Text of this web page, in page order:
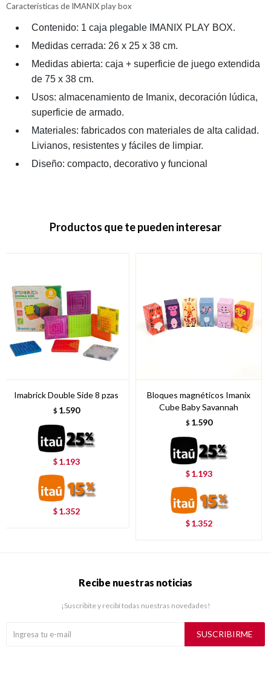
Características de IMANIX play box
Contenido: 1 caja plegable IMANIX PLAY BOX.
Medidas cerrada: 26 x 25 x 38 cm.
Medidas abierta: caja + superficie de juego extendida
de 75 x 38 cm.
Usos: almacenamiento de Imanix, decoración lúdica,
superficie de armado.
Materiales: fabricados con materiales de alta calidad.
Livianos, resistentes y fáciles de limpiar.
Diseño: compacto, decorativo y funcional
Productos que te pueden interesar
Imabrick Double Side 8 pzas
$ 1.590
$ 1.193
$ 1.352
Bloques magnéticos Imanix
Cube Baby Savannah
$ 1.590
$ 1.193
$ 1.352
Recibe nuestras noticias
¡Suscribite y recibí todas nuestras novedades!
SUSCRIBIRME